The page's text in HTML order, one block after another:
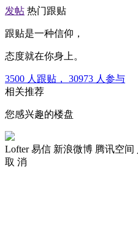
发帖 热门跟贴
跟贴是一种信仰，
态度就在你身上。
3500 人跟贴， 30973 人参与
相关推荐
您感兴趣的楼盘
Lofter 易信 新浪微博 腾讯空间
取 消